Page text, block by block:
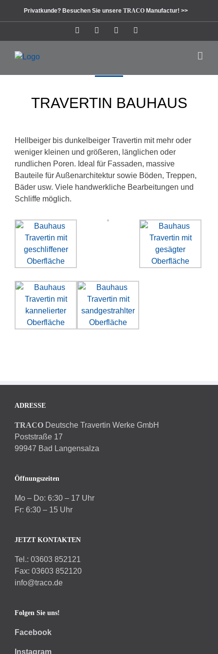
Privatkunde? Besuchen Sie unsere TRACO Manufactur! >>
InstagramFacebookPinterest
TRAVERTIN BAUHAUS
Hellbeiger bis dunkelbeiger Travertin mit mehr oder
weniger kleinen und größeren, länglichen oder
rundlichen Poren. Ideal für Fassaden, massive
Bauteile für Außenarchitektur sowie Böden, Treppen,
Bäder usw. Viele handwerkliche Bearbeitungen und
Schliffe möglich.
ADRESSE
TRACO Deutsche Travertin Werke GmbH
Poststraße 17
99947 Bad Langensalza
Öffnungszeiten
Mo – Do: 6:30 – 17 Uhr
Fr: 6:30 – 15 Uhr
JETZT KONTAKTEN
Tel.: 03603 852121
Fax: 03603 852120
info@traco.de
Folgen Sie uns!
Facebook
Instagram